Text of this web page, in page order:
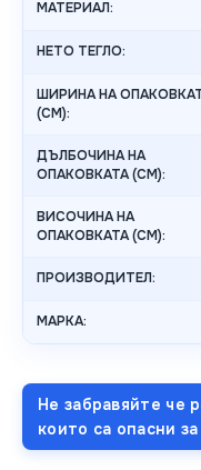
МАТЕРИАЛ:
НЕТО ТЕГЛО:
ШИРИНА НА
(CM):
ДЪЛБОЧИНА НА
ОПАКОВКАТА (CM):
ВИСОЧИНА НА
ОПАКОВКАТА (СМ):
ПРОИЗВОДИТЕЛ:
МАРКА:
Не забравяйте че
които са опасни